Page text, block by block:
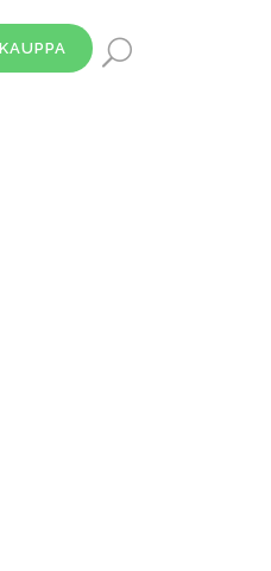
KAUPPA